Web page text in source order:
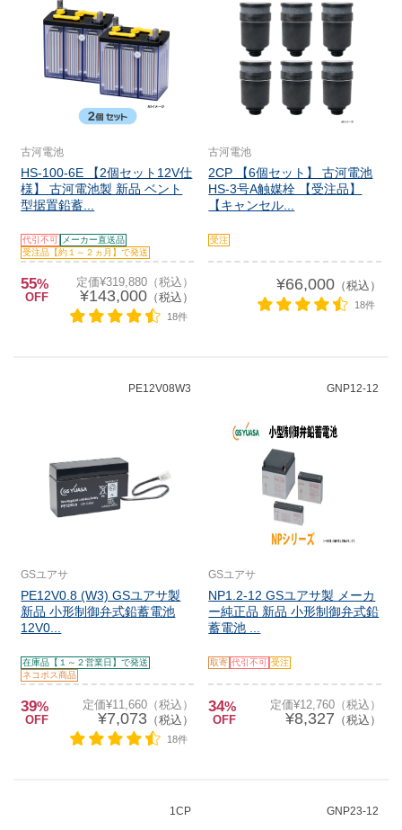
古河電池
HS-100-6E 【2個セット12V仕
様】 古河電池製 新品 ベント
型据置鉛蓄...
代引不可
メーカー直送品
受注品【約１～２ヵ月】で発送
55%
OFF
定価¥319,880（税込）
¥143,000（税込）
18件
古河電池
2CP 【6個セット】 古河電池
HS-3号A触媒栓 【受注品】
【キャンセル...
受注
¥66,000（税込）
18件
PE12V08W3
GSユアサ
PE12V0.8 (W3) GSユアサ製
新品 小形制御弁式鉛蓄電池
12V0...
在庫品【１～２営業日】で発送
ネコポス商品
39%
OFF
定価¥11,660（税込）
¥7,073（税込）
18件
GNP12-12
GSユアサ
NP1.2-12 GSユアサ製 メーカ
ー純正品 新品 小形制御弁式鉛
蓄電池 ...
取寄 代引不可 受注
34%
OFF
定価¥12,760（税込）
¥8,327 （税込）
1CP GNP23-12